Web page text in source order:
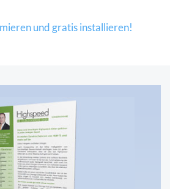
und gratis installieren!